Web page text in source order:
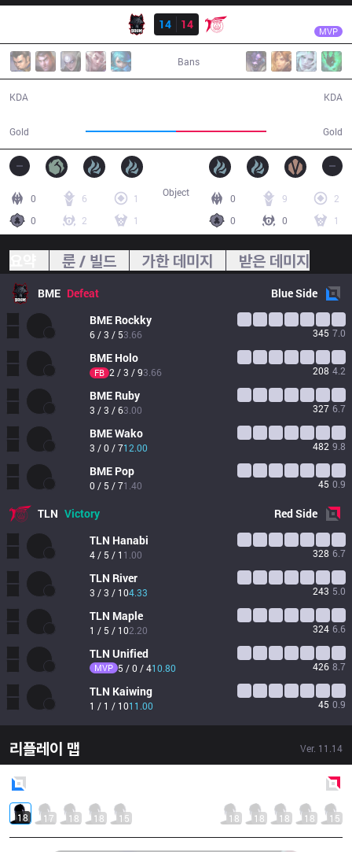
14
14 MVP
Bans
KDA
Gold Gold
KDA
0 6
1
0
2 1
0 9
2
0
0 1
Object
룬 / 빌드 가한 데미지 받은 데미지
BME Defeat BlueSide
BME Rockky
6 / 3 / 53.66 345 7.0
BME Holo
FB 2 / 3 / 93.66 208 4.2
BME Ruby
3 / 3 / 63.00 327 6.7
BMEWako
3 / 0 / 712.00 482 9.8
BME Pop
0 / 5 / 71.40 45 0.9
TLN Victory RedSide
TLN Hanabi
4 / 5 / 1 1.00 328 6.7
TLN River
3 / 3 / 104.33 243 5.0
TLN Maple
1 / 5 / 102.20 324 6.6
TLN Unified
MVP 5 / 0 / 410.80 426 8.7
TLN Kaiwing
1 / 1 / 1011.00 45 0.9
리플레이 맵 Ver. 11.14
18 17 18 18 15 18 18 18 18 15